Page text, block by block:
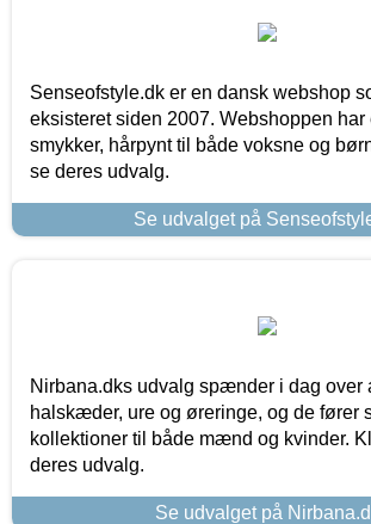
Senseofstyle.dk er en dansk webshop
eksisteret siden 2007. Webshoppen har
smykker, hårpynt til både voksne og
se deres udvalg.
Se udvalget på
Nirbana.dks udvalg spænder i dag over
halskæder, ure og øreringe, og de fører
kollektioner til både mænd og kvinder.
deres udvalg.
Se udvalget på